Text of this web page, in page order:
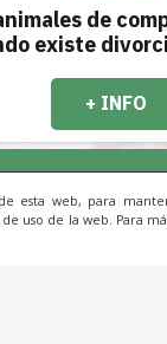
esta web, para
uso de la web. Para
de
existe
+ INFO